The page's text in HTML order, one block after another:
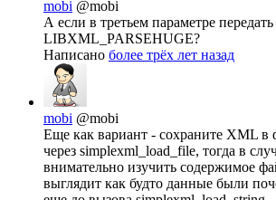
mobi @mobi
А если в третьем параметре передать
LIBXML_PARSEHUGE?
Написано более трёх лет назад
mobi @mobi
Еще как вариант - сохраните XML в
через simplexml_load_file, тогда в
внимательно изучить содержимое
выглядит как будто данные были